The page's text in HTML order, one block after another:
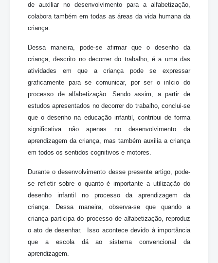
de auxiliar no desenvolvimento para a alfabetização,
colabora também em todas as áreas da vida humana da
criança.
Dessa maneira, pode-se afirmar que o desenho da
criança, descrito no decorrer do trabalho, é a uma das
atividades em que a criança pode se expressar
graficamente para se comunicar, por ser o início do
processo de alfabetização. Sendo assim, a partir de
estudos apresentados no decorrer do trabalho, conclui-se
que o desenho na educação infantil, contribui de forma
significativa não apenas no desenvolvimento da
aprendizagem da criança, mas também auxilia a criança
em todos os sentidos cognitivos e motores.
Durante o desenvolvimento desse presente artigo, pode-
se refletir sobre o quanto é importante a utilização do
desenho infantil no processo da aprendizagem da
criança. Dessa maneira, observa-se que quando a
criança participa do processo de alfabetização, reproduz
o ato de desenhar. Isso acontece devido à importância
que a escola dá ao sistema convencional da
aprendizagem.